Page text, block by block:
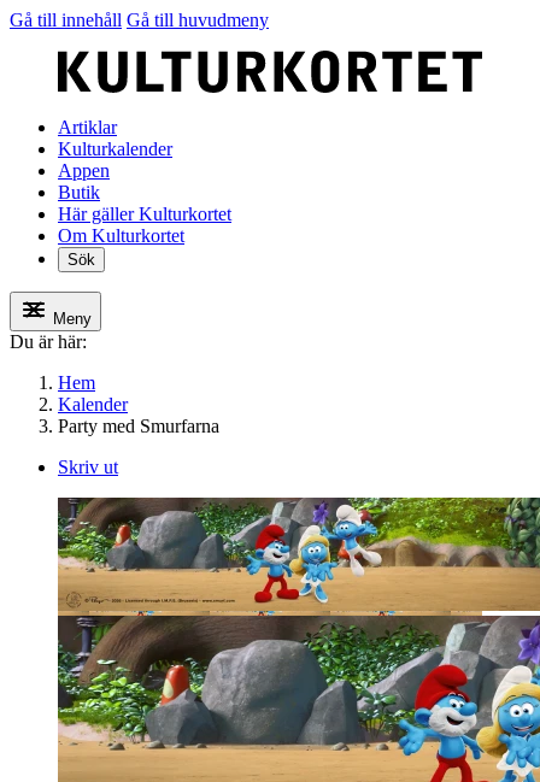
Gå till innehåll Gå till huvudmeny
Artiklar
Kulturkalender
Appen
Butik
Här gäller Kulturkortet
Om Kulturkortet
Sök
Meny
Du är här:
Hem
Kalender
Party med Smurfarna
Skriv ut